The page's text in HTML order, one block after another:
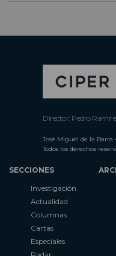
Director: Pedro
José Miguel de la Barra
Todos los derechos
SECCIONES
Investigación
Actualidad
Columnas
Cartas
Especiales